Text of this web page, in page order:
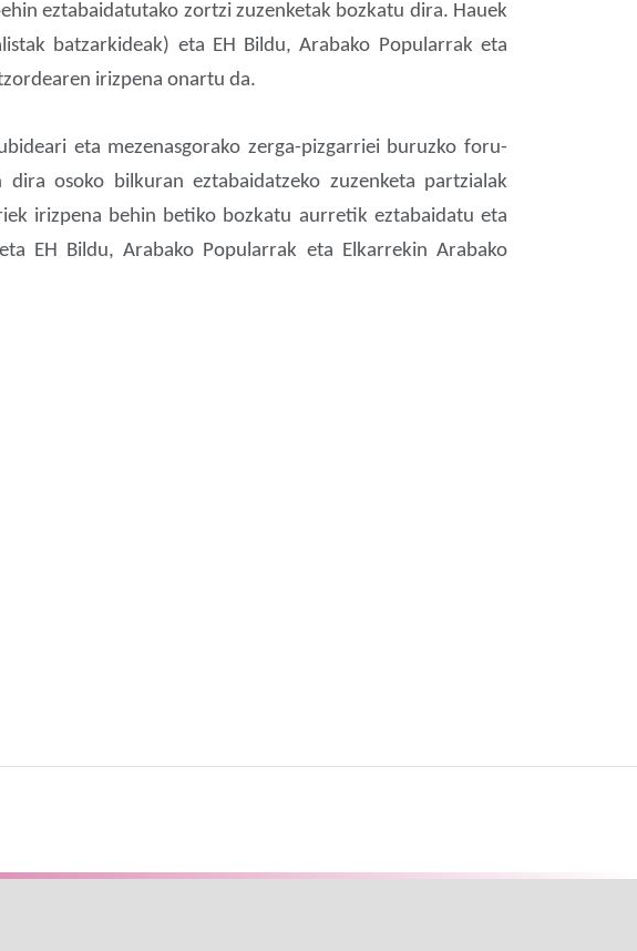
eztabaidatutako zortzi zuzenketak bozkatu dira. Hauek
batzarkideak) eta EH Bildu, Arabako Popularrak eta
irizpena onartu da.
eta mezenasgorako zerga-pizgarriei buruzko foru-
osoko bilkuran eztabaidatzeko zuzenketa partzialak
irizpena behin betiko bozkatu aurretik eztabaidatu eta
EH Bildu, Arabako Popularrak eta Elkarrekin Arabako